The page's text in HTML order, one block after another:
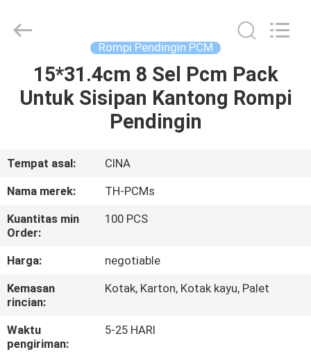
RUMAH
TENTANG
KAMI
TUR
PABRIK
KONTROL
KUALITAS
energy
Technology
Rompi Pendingin PCM
15*31.4cm 8 Sel Pcm Pack
Untuk Sisipan Kantong Rompi
Pendingin
Tempat asal:
CINA
Nama merek:
TH-PCMs
Kuantitas min
Order:
100 PCS
Harga:
negotiable
Kemasan
rincian:
Kotak, Karton, Kotak kayu, Palet
Waktu
pengiriman:
5-25 HARI